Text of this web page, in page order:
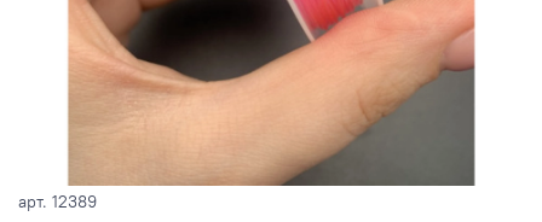
арт. 12389